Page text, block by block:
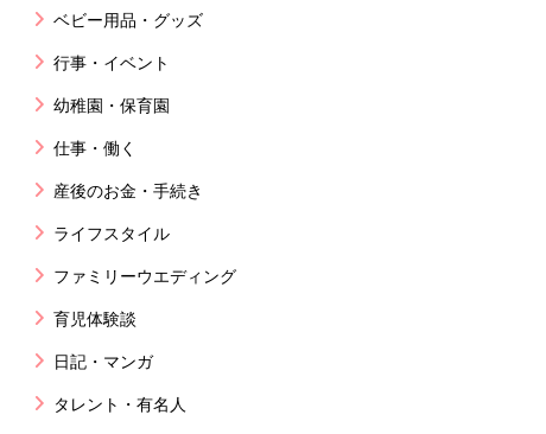
ベビー用品・グッズ
行事・イベント
幼稚園・保育園
仕事・働く
産後のお金・手続き
ライフスタイル
ファミリーウエディング
育児体験談
日記・マンガ
タレント・有名人